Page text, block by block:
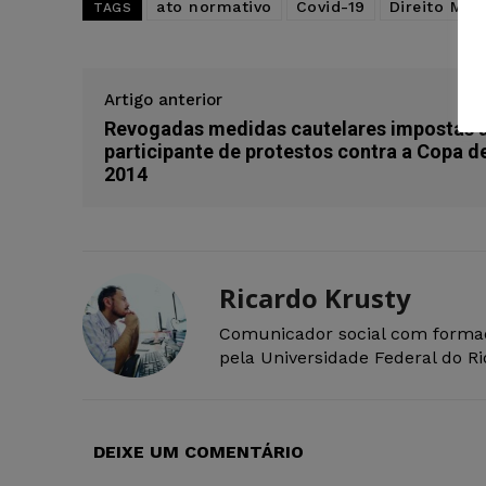
TAGS ato normativo Covid-19 Direito
Artigo anterior
Revogadas medidas cautelares impostas
participante de protestos contra a Copa
2014
Ricardo Krusty
Comunicador social com
pela Universidade Federal do
DEIXE UM COMENTÁRIO